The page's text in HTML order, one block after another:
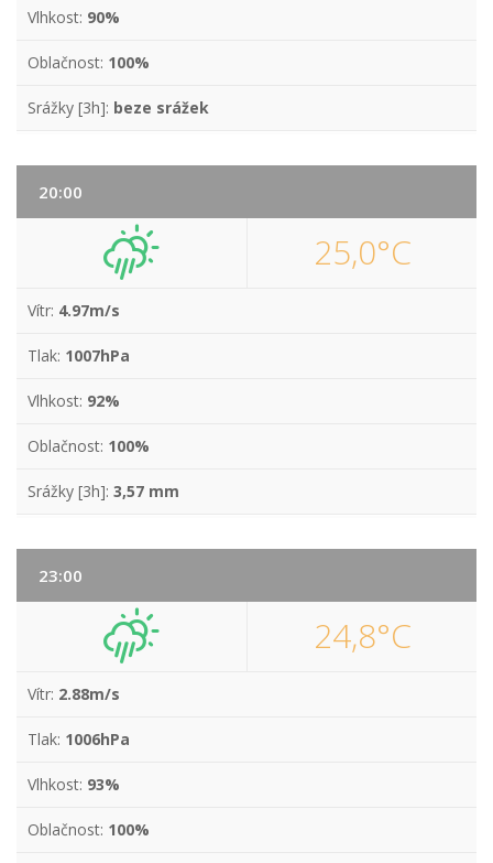
Vlhkost: 90%
Oblačnost: 100%
Srážky [3h]: beze srážek
20:00
25,0°C
Vítr: 4.97m/s
Tlak: 1007hPa
Vlhkost: 92%
Oblačnost: 100%
Srážky [3h]: 3,57 mm
23:00
24,8°C
Vítr: 2.88m/s
Tlak: 1006hPa
Vlhkost: 93%
Oblačnost: 100%